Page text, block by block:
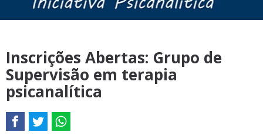
Inscrições Abertas: Grupo de
Supervisão em terapia
psicanalítica